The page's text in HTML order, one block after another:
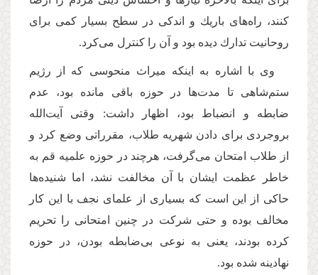
كنند، راه‌های باریك و اندكی در سطح بسیار كمی برای
روحانیت تدارك دیده بود و آن را كنترل می‌كرد.
وی با اشاره به اینكه میراث منحوسی كه از رژیم
ستم‌شاهی تا مدت‌ها در حوزه باقی مانده بود، عدم
ضابطه و انضباط بود، اظهار داشت: وقتی آیت‌الله
بروجردی برای دادن شهریه طلاب، مقرراتی وضع كرد و
از طلاب امتحان می‌گرفت، هرچند در حوزه علمیه قم به
خاطر عظمت ایشان با آن مخالفت نشد، اما شنیده‌ها
حاكی از این است كه بسیاری از علمای نجف با این كار
مخالف بوده و حتی شركت در چنین امتحانی را تحریم
كرده بودند، یعنی به نوعی بی‌ضابطه بودن، در حوزه
نهادینه شده بود.